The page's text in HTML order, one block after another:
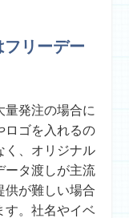
リーデー
量発注の場合に
ロゴを入れるの
く、オリジナル
ータ渡しが主流
供が難しい場合
す。社名やイベ